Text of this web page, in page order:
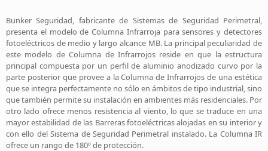
Bunker Seguridad, fabricante de Sistemas de Seguridad Perimetral,
presenta el modelo de Columna Infrarroja para sensores y detectores
fotoeléctricos de medio y largo alcance MB. La principal peculiaridad de
este modelo de Columna de Infrarrojos reside en que la estructura
principal compuesta por un perfil de aluminio anodizado curvo por la
parte posterior que provee a la Columna de Infrarrojos de una estética
que se integra perfectamente no sólo en ámbitos de tipo industrial, sino
que también permite su instalación en ambientes más residenciales. Por
otro lado ofrece menos resistencia al viento, lo que se traduce en una
mayor estabilidad de las Barreras fotoeléctricas alojadas en su interior y
con ello del Sistema de Seguridad Perimetral instalado. La Columna IR
ofrece un rango de 180º de protección.